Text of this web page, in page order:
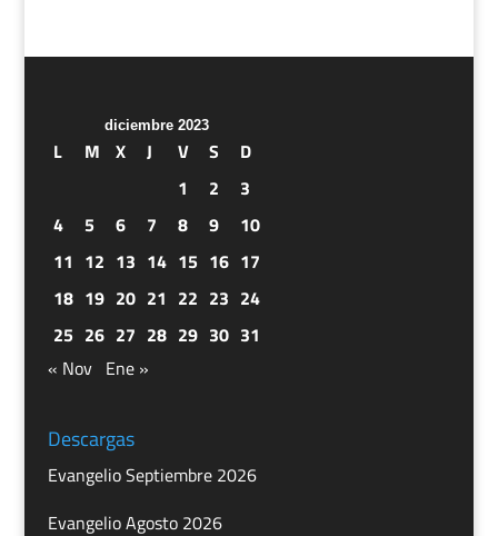
diciembre 2023
L M X J V S
D
1
2
3
4
5 6 7 8 9
10
11 12 13 14 15 16 17
18 19 20 21 22 23 24
25 26 27 28 29 30 31
« Nov Ene »
Descargas
Evangelio Septiembre 2026
Evangelio Agosto 2026